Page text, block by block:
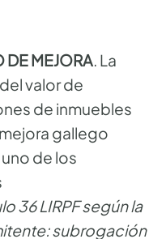
DE MEJORA . La
valor de
de inmuebles
gallego
de los
36 LIRPF según la
subrogación